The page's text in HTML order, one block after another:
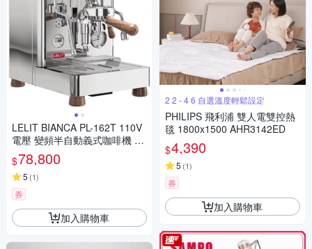
LELIT BIANCA PL-162T 110V
電壓 變頻半自動義式咖啡機 不
含安裝
$78,800
5 (1)
券
加入購物車
2 2 - 4 6 自選溫度輕鬆設定
PHILIPS 飛利浦 雙人電雙控熱
毯 1800x1500 AHR3142ED
$4,390
5 (1)
券
加入購物車